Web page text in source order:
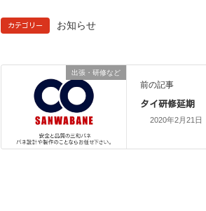
カテゴリー お知らせ
出張・研修など
前の記事
タイ研修延期
2020年2月21日